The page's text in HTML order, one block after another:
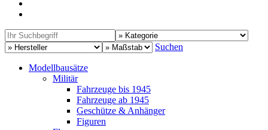
Suchen
Modellbausätze
Militär
Fahrzeuge bis 1945
Fahrzeuge ab 1945
Geschütze & Anhänger
Figuren